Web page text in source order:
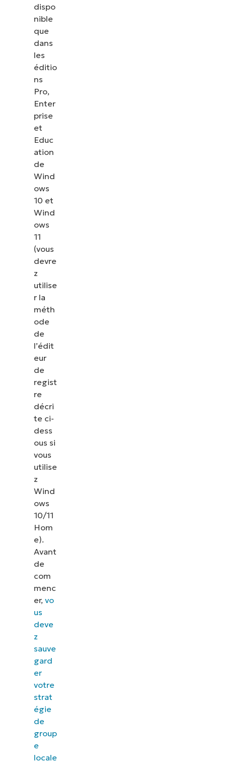
dispo
nible
que
dans
les
éditio
ns
Pro,
Enter
prise
et
Educ
ation
de
Wind
ows
10 et
Wind
ows
11
(vous
devre
z
utilise
r la
méth
ode
de
l’édit
eur
de
regist
re
décri
te ci-
dess
ous si
vous
utilise
z
Wind
ows
10/11
Hom
e).
Avant
de
com
menc
er, vo
us
deve
z
sauve
gard
er
votre
strat
égie
de
group
e
locale